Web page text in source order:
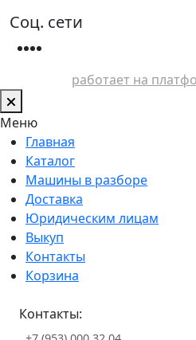
Соц. сети
работает на
Меню
Главная
Каталог
Машины в разборе
Доставка
Юридическим лицам
Выкуп
Контакты
Корзина
Контакты: